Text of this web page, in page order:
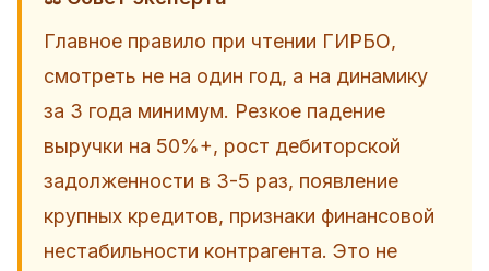
Главное правило при чтении ГИРБО,
смотреть не на один год, а на динамику
за 3 года минимум. Резкое падение
выручки на 50%+, рост дебиторской
задолженности в 3-5 раз, появление
крупных кредитов, признаки финансовой
нестабильности контрагента. Это не